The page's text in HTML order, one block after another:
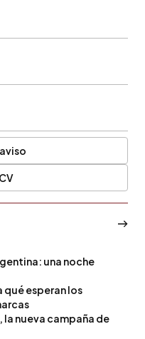
una noche
esperan los
nueva campaña de